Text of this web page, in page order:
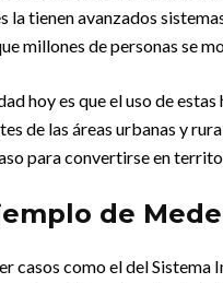
la tienen avanzados
millones de personas se
hoy es que el uso de
de las áreas urbanas y
para convertirse en
de
casos como el del